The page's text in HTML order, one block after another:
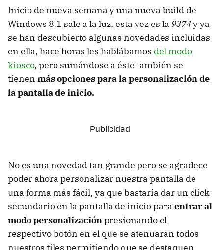
Inicio de nueva semana y una nueva build de
Windows 8.1 sale a la luz, esta vez es la 9374y ya
se han descubierto algunas novedades incluidas
en ella, hace horas les hablábamos del modo
kiosco, pero sumándose a éste también se
tienen más opciones para la personalización de
la pantalla de inicio.
No es una novedad tan grande pero se agradece
poder ahora personalizar nuestra pantalla de
una forma más fácil, ya que bastaría dar un click
secundario en la pantalla de inicio para entrar al
modo personalizaciónpresionando el
respectivo botón en el que se atenuarán todos
nuestros tiles permitiendo que se destaquen